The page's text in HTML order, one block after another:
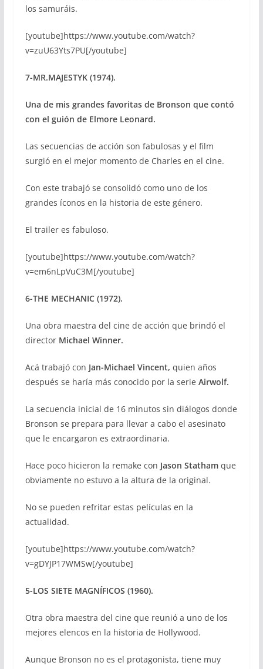
los samuráis.
[youtube]https://www.youtube.com/watch?
v=zuU63Yts7PU[/youtube]
7-MR.MAJESTYK (1974).
Una de mis grandes favoritas de Bronson que contó
con el guión de Elmore Leonard.
Las secuencias de acción son fabulosas y el film
surgió en el mejor momento de Charles en el cine.
Con este trabajó se consolidó como uno de los
grandes íconos en la historia de este género.
El trailer es fabuloso.
[youtube]https://www.youtube.com/watch?
v=em6nLpVuC3M[/youtube]
6-THE MECHANIC (1972).
Una obra maestra del cine de acción que brindó el
director Michael Winner.
Acá trabajó con Jan-Michael Vincent, quien años
después se haría más conocido por la serie Airwolf.
La secuencia inicial de 16 minutos sin diálogos donde
Bronson se prepara para llevar a cabo el asesinato
que le encargaron es extraordinaria.
Hace poco hicieron la remake con Jason Stathamque
obviamente no estuvo a la altura de la original.
No se pueden refritar estas películas en la
actualidad.
[youtube]https://www.youtube.com/watch?
v=gDYJP17WMSw[/youtube]
5-LOS SIETE MAGNÍFICOS (1960).
Otra obra maestra del cine que reunió a uno de los
mejores elencos en la historia de Hollywood.
Aunque Bronson no es el protagonista, tiene muy